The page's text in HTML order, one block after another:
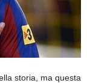
storia, ma questa